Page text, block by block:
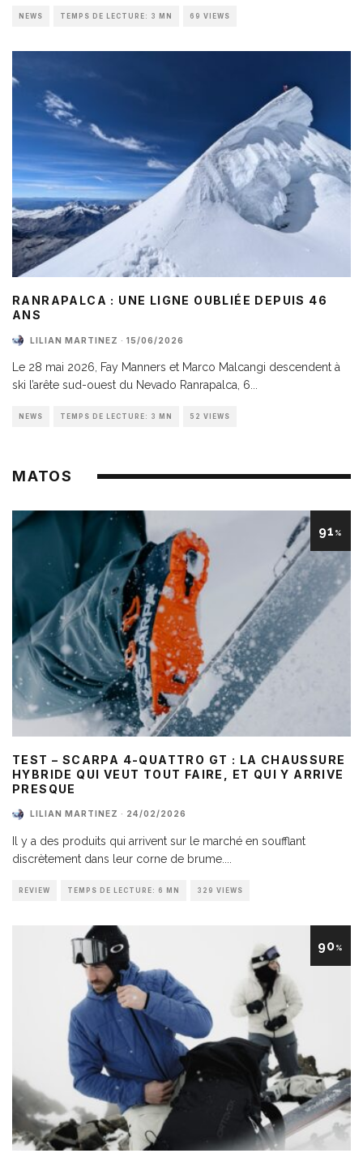
NEWS TEMPS DE LECTURE: 3 MN 69 VIEWS
RANRAPALCA : UNE LIGNE OUBLIÉE DEPUIS 46
ANS
LILIAN MARTINEZ · 15/06/2026
Le 28 mai 2026, Fay Manners et Marco Malcangi descendent à
ski l’arête sud-ouest du Nevado Ranrapalca, 6
NEWS TEMPS DE LECTURE: 3 MN 52 VIEWS
MATOS
91 %
TEST – SCARPA 4-QUATTRO GT : LA CHAUSSURE
HYBRIDE QUI VEUT TOUT FAIRE, ET QUI Y ARRIVE
PRESQUE
LILIAN MARTINEZ · 24/02/2026
Il y a des produits qui arrivent sur le marché en soufflant
discrètement dans leur corne de brume.
REVIEW TEMPS DE LECTURE: 6 MN 329 VIEWS
90%